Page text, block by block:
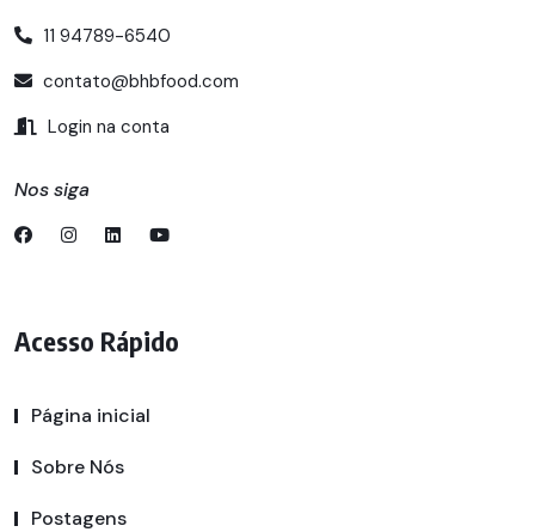
11 94789-6540
contato@bhbfood.com
Login na conta
Nos siga
Acesso Rápido
Página inicial
Sobre Nós
Postagens